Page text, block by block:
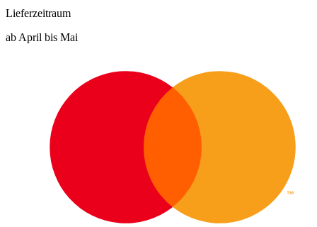
Lieferzeitraum
ab April bis Mai